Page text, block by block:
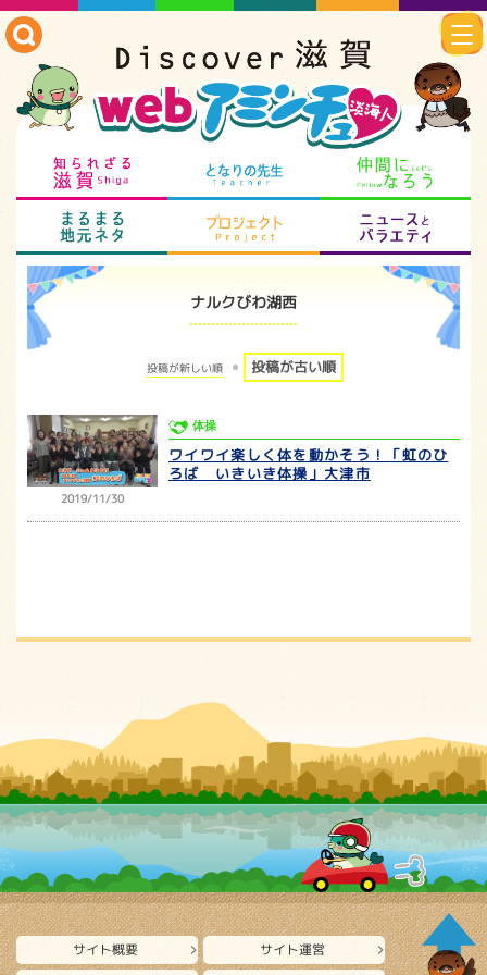
知られざる滋賀 となりの先生
まるまる地元ネタ プロジェクト
ナルクびわ湖西
投稿が新しい順 投稿が古い順
2019/11/30
体操
ワイワイ楽しく体を動かそう！「虹のひ
ろば いきいき体操」大津市
サイト概要
サイト運営